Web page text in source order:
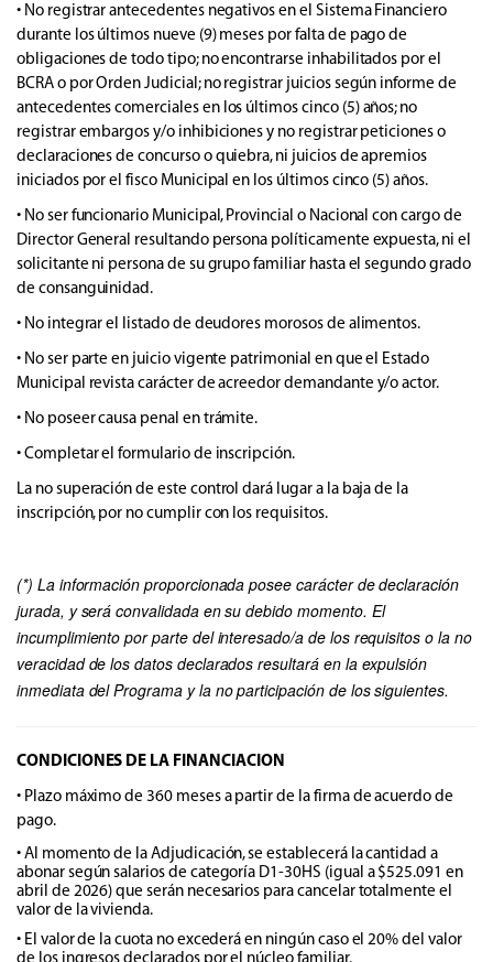
• No registrar antecedentes negativos en el Sistema Financiero
durante los últimos nueve (9) meses por falta de pago de
obligaciones de todo tipo; no encontrarse inhabilitados por el
BCRA o por Orden Judicial; no registrar juicios según informe de
antecedentes comerciales en los últimos cinco (5) años; no
registrar embargos y/o inhibiciones y no registrar peticiones o
declaraciones de concurso o quiebra, ni juicios de apremios
iniciados por el fisco Municipal en los últimos cinco (5) años.
• No ser funcionario Municipal, Provincial o Nacional con cargo de
Director General resultando persona políticamente expuesta, ni el
solicitante ni persona de su grupo familiar hasta el segundo grado
de consanguinidad.
• No integrar el listado de deudores morosos de alimentos.
• No ser parte en juicio vigente patrimonial en que el Estado
Municipal revista carácter de acreedor demandante y/o actor.
• No poseer causa penal en trámite.
• Completar el formulario de inscripción.
La no superación de este control dará lugar a la baja de la
inscripción, por no cumplir con los requisitos.
(*) La información proporcionada posee carácter de declaración
jurada, y será convalidada en su debido momento. El
incumplimiento por parte del interesado/a de los requisitos o la no
veracidad de los datos declarados resultará en la expulsión
inmediata del Programa y la no participación de los siguientes.
CONDICIONES DE LA FINANCIACION
• Plazo máximo de 360 meses a partir de la firma de acuerdo de
pago.
• Al momento de la Adjudicación, se establecerá la cantidad a
abonar según salarios de categoría D1-30HS (igual a $525.091 en
abril de 2026) que serán necesarios para cancelar totalmente el
valor de la vivienda.
• El valor de la cuota no excederá en ningún caso el 20% del valor
de los ingresos declarados por el núcleo familiar.